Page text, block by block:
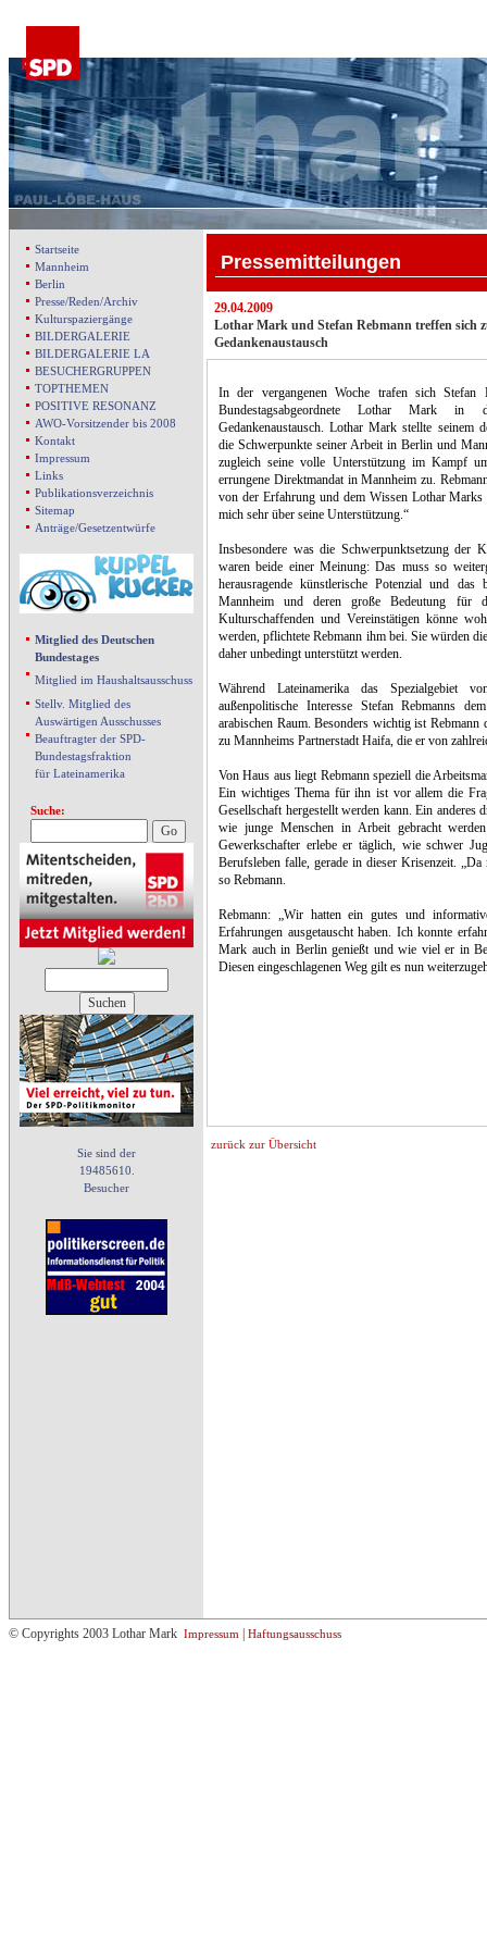
Startseite
Mannheim
Berlin
Presse/Reden/Archiv
Kulturspaziergänge
BILDERGALERIE
BILDERGALERIE LA
BESUCHERGRUPPEN
TOPTHEMEN
POSITIVE RESONANZ
AWO-Vorsitzender bis 2008
Kontakt
Impressum
Links
Publikationsverzeichnis
Sitemap
Anträge/Gesetzentwürfe
Mitglied des Deutschen
Bundestages
Mitglied im Haushaltsausschuss
Stellv. Mitglied des
Auswärtigen Ausschusses
Beauftragter der SPD-
Bundestagsfraktion
für Lateinamerika
Suche:
Sie sind der
19485610.
Besucher
Pressemitteilungen
29.04.2009
Lothar Mark und Stefan Rebmann treffen sich
Gedankenaustausch
In der vergangenen Woche trafen sich Stefan
Bundestagsabgeordnete Lothar Mark
Gedankenaustausch. Lothar Mark stellte seinem
die Schwerpunkte seiner Arbeit in Berlin und
zugleich seine volle Unterstützung im Kampf
errungene Direktmandat in Mannheim zu.
von der Erfahrung und dem Wissen Lothar
mich sehr über seine Unterstützung.“
Insbesondere was die Schwerpunktsetzung der
waren beide einer Meinung: Das muss so
herausragende künstlerische Potenzial und das
Mannheim und deren große Bedeutung für
Kulturschaffenden und Vereinstätigen könne
werden, pflichtete Rebmann ihm bei. Sie würden
daher unbedingt unterstützt werden.
Während Lateinamerika das
außenpolitische Interesse Stefan Rebmanns
arabischen Raum. Besonders wichtig ist Rebmann
zu Mannheims Partnerstadt Haifa, die er von
Von Haus aus liegt Rebmann speziell die
Ein wichtiges Thema für ihn ist vor allem die
Gesellschaft hergestellt werden kann. Ein anderes
wie junge Menschen in Arbeit gebracht
Gewerkschafter erlebe er täglich, wie schwer
Berufsleben falle, gerade in dieser Krisenzeit.
so Rebmann.
Rebmann: „Wir hatten ein gutes und
Erfahrungen ausgetauscht haben. Ich konnte
Mark auch in Berlin genießt und wie viel er in
Diesen eingeschlagenen Weg gilt es nun
zurück zur Übersicht
© Copyrights 2003 Lothar Mark Impressum Haftungsausschuss